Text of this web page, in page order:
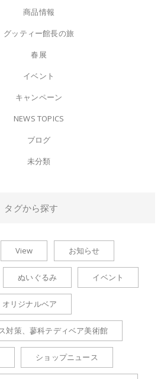
商品情報
グッティー館長の旅
春展
イベント
キャンペーン
NEWS TOPICS
ブログ
未分類
タグから探す
View お知らせ
ぬいぐるみ イベント
オリジナルベア
対策、蓼科テディベア美術館
ショップニュース